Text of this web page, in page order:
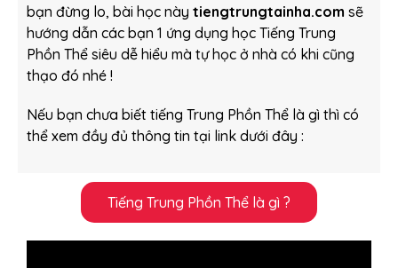
bạn đừng lo, bài học này tiengtrungtainha.com sẽ
hướng dẫn các bạn 1 ứng dụng học Tiếng Trung
Phồn Thể siêu dễ hiểu mà tự học ở nhà có khi cũng
thạo đó nhé !
Nếu bạn chưa biết tiếng Trung Phồn Thể là gì thì có
thể xem đầy đủ thông tin tại link dưới đây :
Tiếng Trung Phồn Thể là gì ?